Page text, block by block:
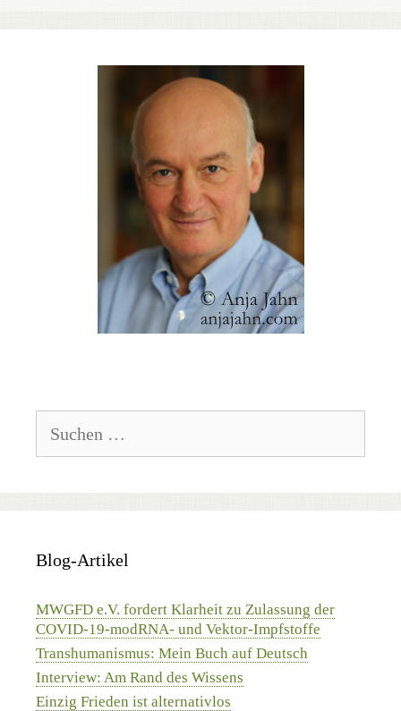
nach:
Blog-Artikel
MWGFD e.V. fordert Klarheit zu Zulassung der
COVID-19-modRNA- und Vektor-Impfstoffe
Transhumanismus: Mein Buch auf Deutsch
Interview: Am Rand des Wissens
Einzig Frieden ist alternativlos